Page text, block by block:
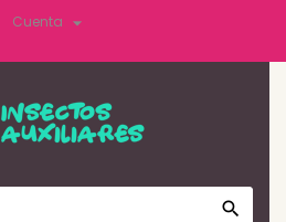
Cuenta 
search